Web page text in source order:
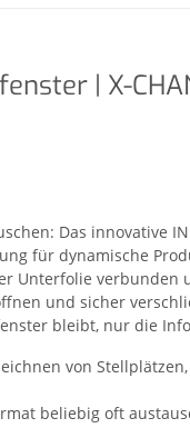
| X-
Das innovative
für dynamische
Unterfolie verbunden
und sicher
bleibt, nur die
von
beliebig oft